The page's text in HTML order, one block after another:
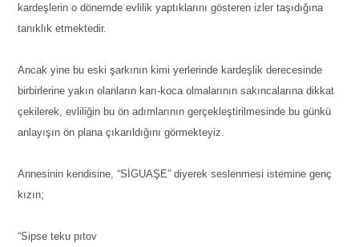
kardeşlerin o dönemde evlilik yaptıklarını gösteren izler taşıdığına
tanıklık etmektedir.
Ancak yine bu eski şarkının kimi yerlerinde kardeşlik derecesinde
birbirlerine yakın olanların karı-koca olmalarının sakıncalarına dikkat
çekilerek, evliliğin bu ön adımlarının gerçekleştirilmesinde bu günkü
anlayışın ön plana çıkarıldığını görmekteyiz.
Annesinin kendisine, “SİGUAŞE” diyerek seslenmesi istemine genç
kızın;
“Sipse teku pıtov